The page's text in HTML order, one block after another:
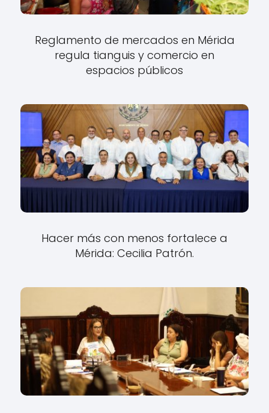
Reglamento de mercados en Mérida
regula tianguis y comercio en
espacios públicos
Hacer más con menos fortalece a
Mérida: Cecilia Patrón.